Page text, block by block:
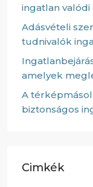
ingatlan valódi
Adásvételi
tudnivalók
amelyek
A
biztonságos
Cimkék